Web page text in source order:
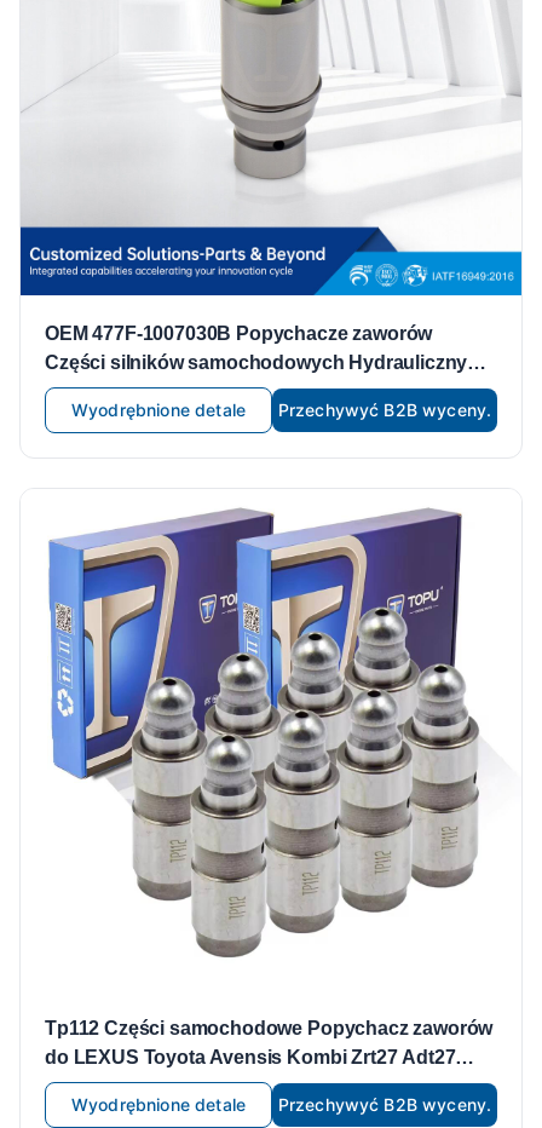
OEM 477F-1007030B Popychacze zaworów
Części silników samochodowych Hydrauliczny
popychacz zaworów Hydrauliczny popychacz
zaworów do Chery 477
Wyodrębnione detale Przechywyć B2B wyceny.
Tp112 Części samochodowe Popychacz zaworów
do LEXUS Toyota Avensis Kombi Zrt27 Adt27
13750-0t010
Wyodrębnione detale
Przechywyć B2B wyceny.